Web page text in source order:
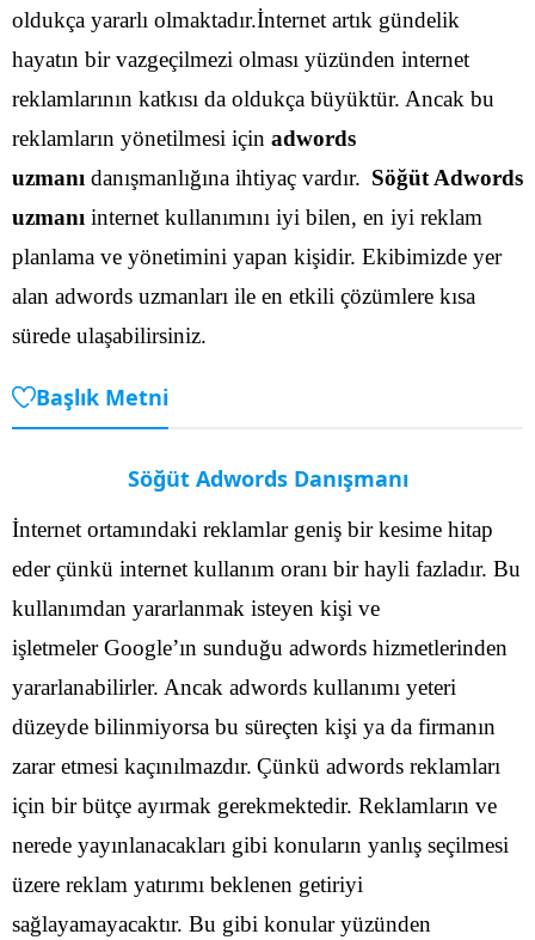
oldukça yararlı olmaktadır.İnternet artık gündelik
hayatın bir vazgeçilmezi olması yüzünden internet
reklamlarının katkısı da oldukça büyüktür. Ancak bu
reklamların yönetilmesi için adwords
uzmanı danışmanlığına ihtiyaç vardır. Söğüt Adwords
uzmanı internet kullanımını iyi bilen, en iyi reklam
planlama ve yönetimini yapan kişidir. Ekibimizde yer
alan adwords uzmanları ile en etkili çözümlere kısa
sürede ulaşabilirsiniz.
Başlık Metni
Söğüt Adwords Danışmanı
İnternet ortamındaki reklamlar geniş bir kesime hitap
eder çünkü internet kullanım oranı bir hayli fazladır. Bu
kullanımdan yararlanmak isteyen kişi ve
işletmeler Google’ın sunduğu adwords hizmetlerinden
yararlanabilirler. Ancak adwords kullanımı yeteri
düzeyde bilinmiyorsa bu süreçten kişi ya da firmanın
zarar etmesi kaçınılmazdır. Çünkü adwords reklamları
için bir bütçe ayırmak gerekmektedir. Reklamların ve
nerede yayınlanacakları gibi konuların yanlış seçilmesi
üzere reklam yatırımı beklenen getiriyi
sağlayamayacaktır. Bu gibi konular yüzünden